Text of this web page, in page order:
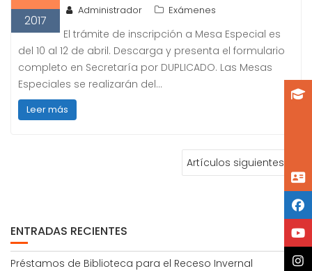
2017
Administrador Exámenes
El trámite de inscripción a Mesa Especial es
del 10 al 12 de abril. Descarga y presenta el formulario
completo en Secretaría por DUPLICADO. Las Mesas
Especiales se realizarán del…
Leer más
Artículos siguientes
ENTRADAS RECIENTES
Préstamos de Biblioteca para el Receso Invernal